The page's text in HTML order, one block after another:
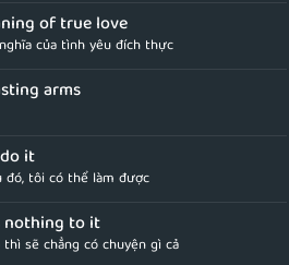
of true love
của tình yêu đích thực
arms
it
tôi có thể làm được
nothing to it
sẽ chẳng có chuyện gì cả